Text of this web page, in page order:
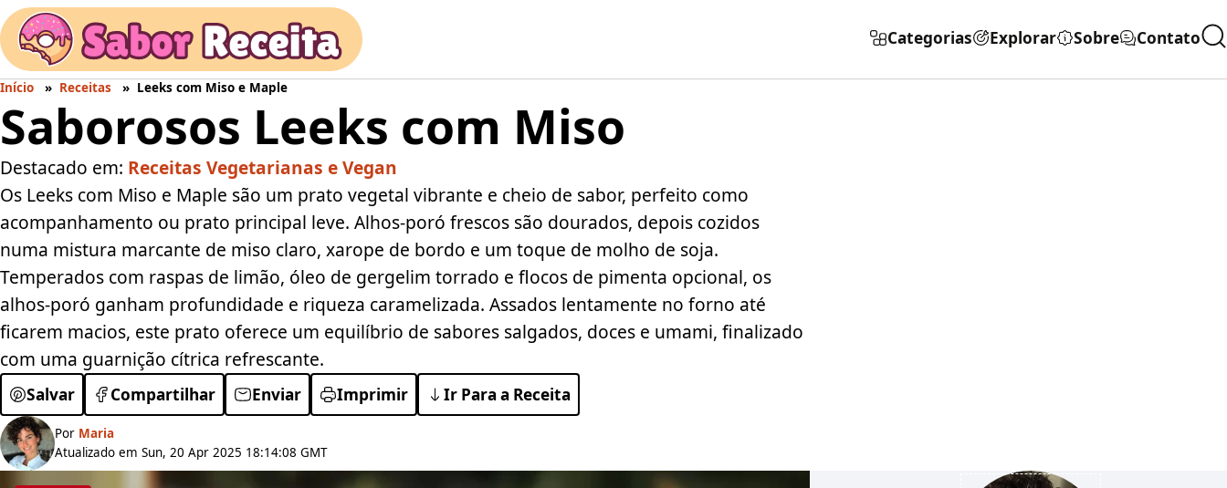
Categorias Explorar Sobre Contato
Início Receitas Leeks com Miso e Maple
Saborosos Leeks com Miso
Destacado em: Receitas Vegetarianas e Vegan
Os Leeks com Miso e Maple são um prato vegetal vibrante e cheio de sabor, perfeito como
acompanhamento ou prato principal leve. Alhos-poró frescos são dourados, depois cozidos
numa mistura marcante de miso claro, xarope de bordo e um toque de molho de soja.
Temperados com raspas de limão, óleo de gergelim torrado e flocos de pimenta opcional, os
alhos-poró ganham profundidade e riqueza caramelizada. Assados lentamente no forno até
ficarem macios, este prato oferece um equilíbrio de sabores salgados, doces e umami, finalizado
com uma guarnição cítrica refrescante.
Salvar Compartilhar Enviar Imprimir Ir Para a Receita
Por Maria
Atualizado em Sun, 20 Apr 2025 18:14:08 GMT